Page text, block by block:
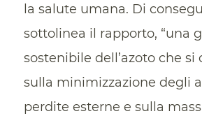
la salute umana. Di
sottolinea il rapporto, “una
sostenibile dell’azoto che si
sulla minimizzazione degli
perdite esterne e sulla